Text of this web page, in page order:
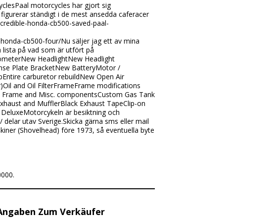
motorcycles har gjort sig
ständigt i de mest ansedda caferacer
honda-cb500-saved-paal-
cb500-four/Nu säljer jag ett av mina
lista på vad som är utfört på
HeadlightNew Headlight
Plate BracketNew BatteryMotor /
carburetor rebuildNew Open Air
and Oil FilterFrameFrame modifications
and Misc. componentsCustom Gas Tank
and MufflerBlack Exhaust TapeClip-on
är besiktning och
utav Sverige.Skicka gärna sms eller mail
(Shovelhead) före 1973, så eventuella byte
Zum Verkäufer